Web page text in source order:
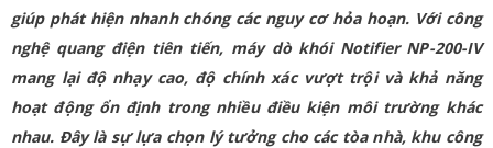
giúp phát hiện nhanh chóng các nguy cơ hỏa hoạn. Với công
nghệ quang điện tiên tiến, máy dò khói Notifier NP-200-IV
mang lại độ nhạy cao, độ chính xác vượt trội và khả năng
hoạt động ổn định trong nhiều điều kiện môi trường khác
nhau. Đây là sự lựa chọn lý tưởng cho các tòa nhà, khu công